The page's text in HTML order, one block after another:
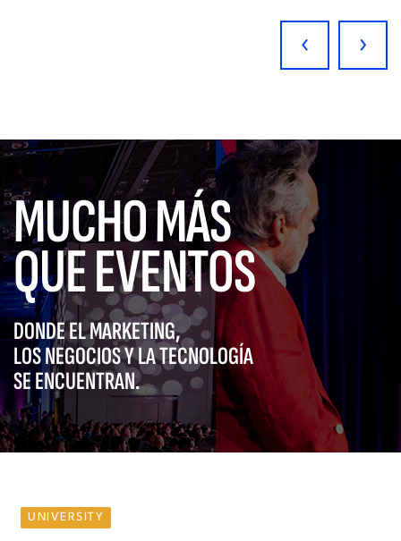
‹ ›
MUCHO MÁS
QUE EVENTOS
DONDE EL MARKETING,
LOS NEGOCIOS Y LA TECNOLOGÍA
SE ENCUENTRAN.
UNIVERSITY